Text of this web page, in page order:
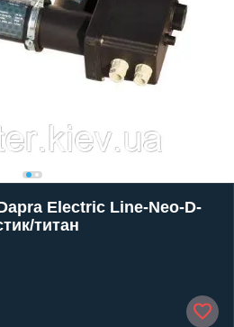
Electric Line-Neo-D-
титан